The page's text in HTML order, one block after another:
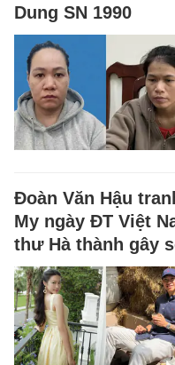
Dung SN 1990
Đoàn Văn Hậu
My ngày ĐT Việt
thư Hà thành gây